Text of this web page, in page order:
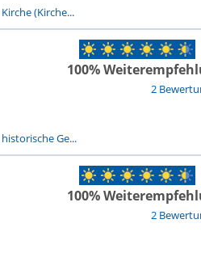
Kirche (Kirche...
2
100%
historische Ge...
2
100%